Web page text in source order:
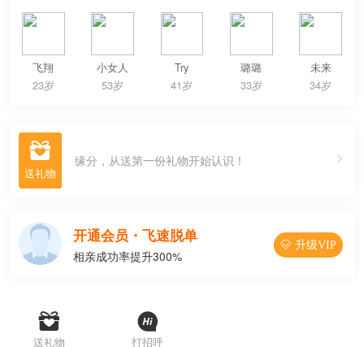
飞翔
23岁
小女人
53岁
Try
41岁
璐璐
33岁
未来
34岁
 缘分，从送第一份礼物开始认识！
开通会员・飞速脱单
相亲成功率提升300%
 升级VIP

送礼物

打招呼